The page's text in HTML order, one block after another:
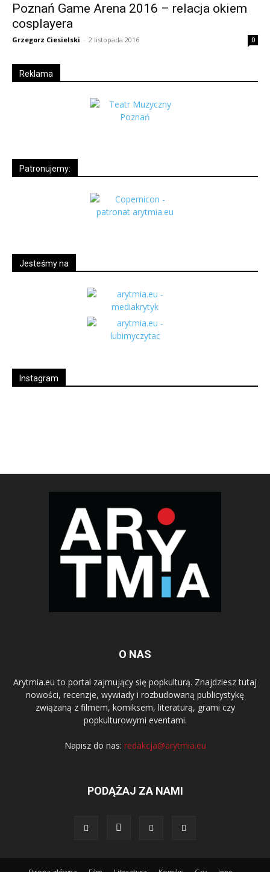
Poznań Game Arena 2016 – relacja okiem
cosplayera
Grzegorz Ciesielski - 2 listopada 2016 0
Reklama
Patronujemy:
Jesteśmy na
Instagram
O NAS
Arytmia.eu to portal zajmujący się popkulturą. Znajdziesz tutaj
nowości, recenzje, wywiady i rozbudowaną publicystykę
związaną z filmem, komiksem, literaturą, grami czy
popkulturowymi eventami.
Napisz do nas: redakcja@arytmia.eu
PODĄŻAJ ZA NAMI